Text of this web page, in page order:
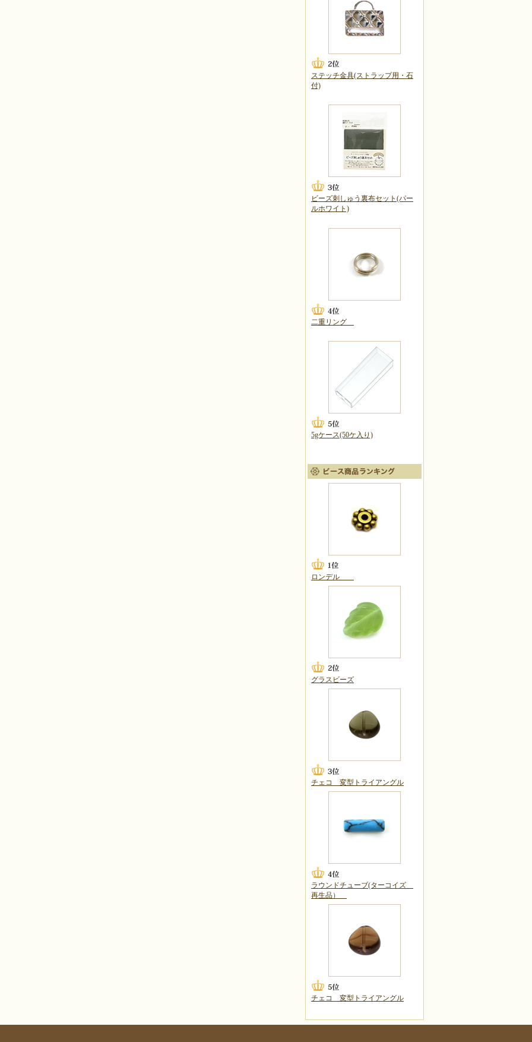
ステッチ金具(ストラップ用・石
付)
ビーズ刺しゅう裏布セット(パー
ルホワイト)
二重リング
5gケース(50ケ入り)
ロンデル
グラスビーズ
チェコ 変型トライアングル
ラウンドチューブ(ターコイズ
再生品）
チェコ 変型トライアングル